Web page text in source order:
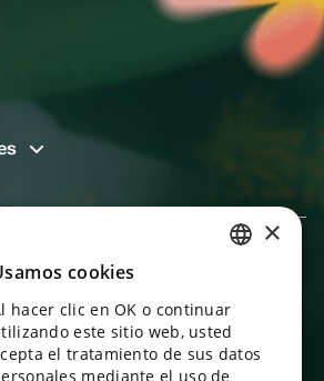
más práctica.
más bonos por compras y
ENGLISH
UKRAINIAN
×
cookies
hacer clic en OK o continuar
este sitio web, usted
el tratamiento de sus datos
mediante el uso de